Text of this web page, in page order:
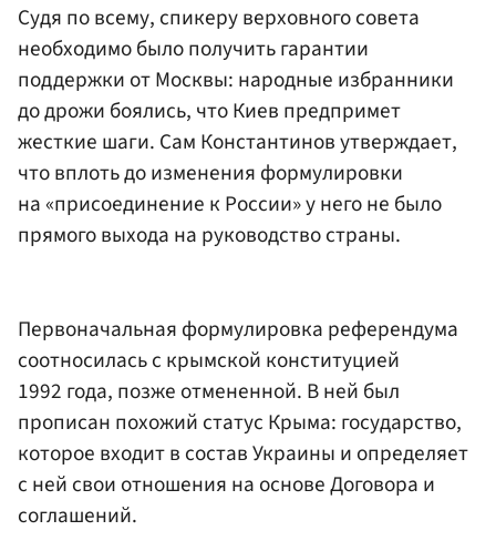
Судя по всему, спикеру верховного совета
необходимо было получить гарантии
поддержки от Москвы: народные избранники
до дрожи боялись, что Киев предпримет
жесткие шаги. Сам Константинов утверждает,
что вплоть до изменения формулировки
на «присоединение к России» у него не было
прямого выхода на руководство страны.
Первоначальная формулировка референдума
соотносилась с крымской конституцией
1992 года, позже отмененной. В ней был
прописан похожий статус Крыма: государство,
которое входит в состав Украины и определяет
с ней свои отношения на основе Договора и
соглашений.